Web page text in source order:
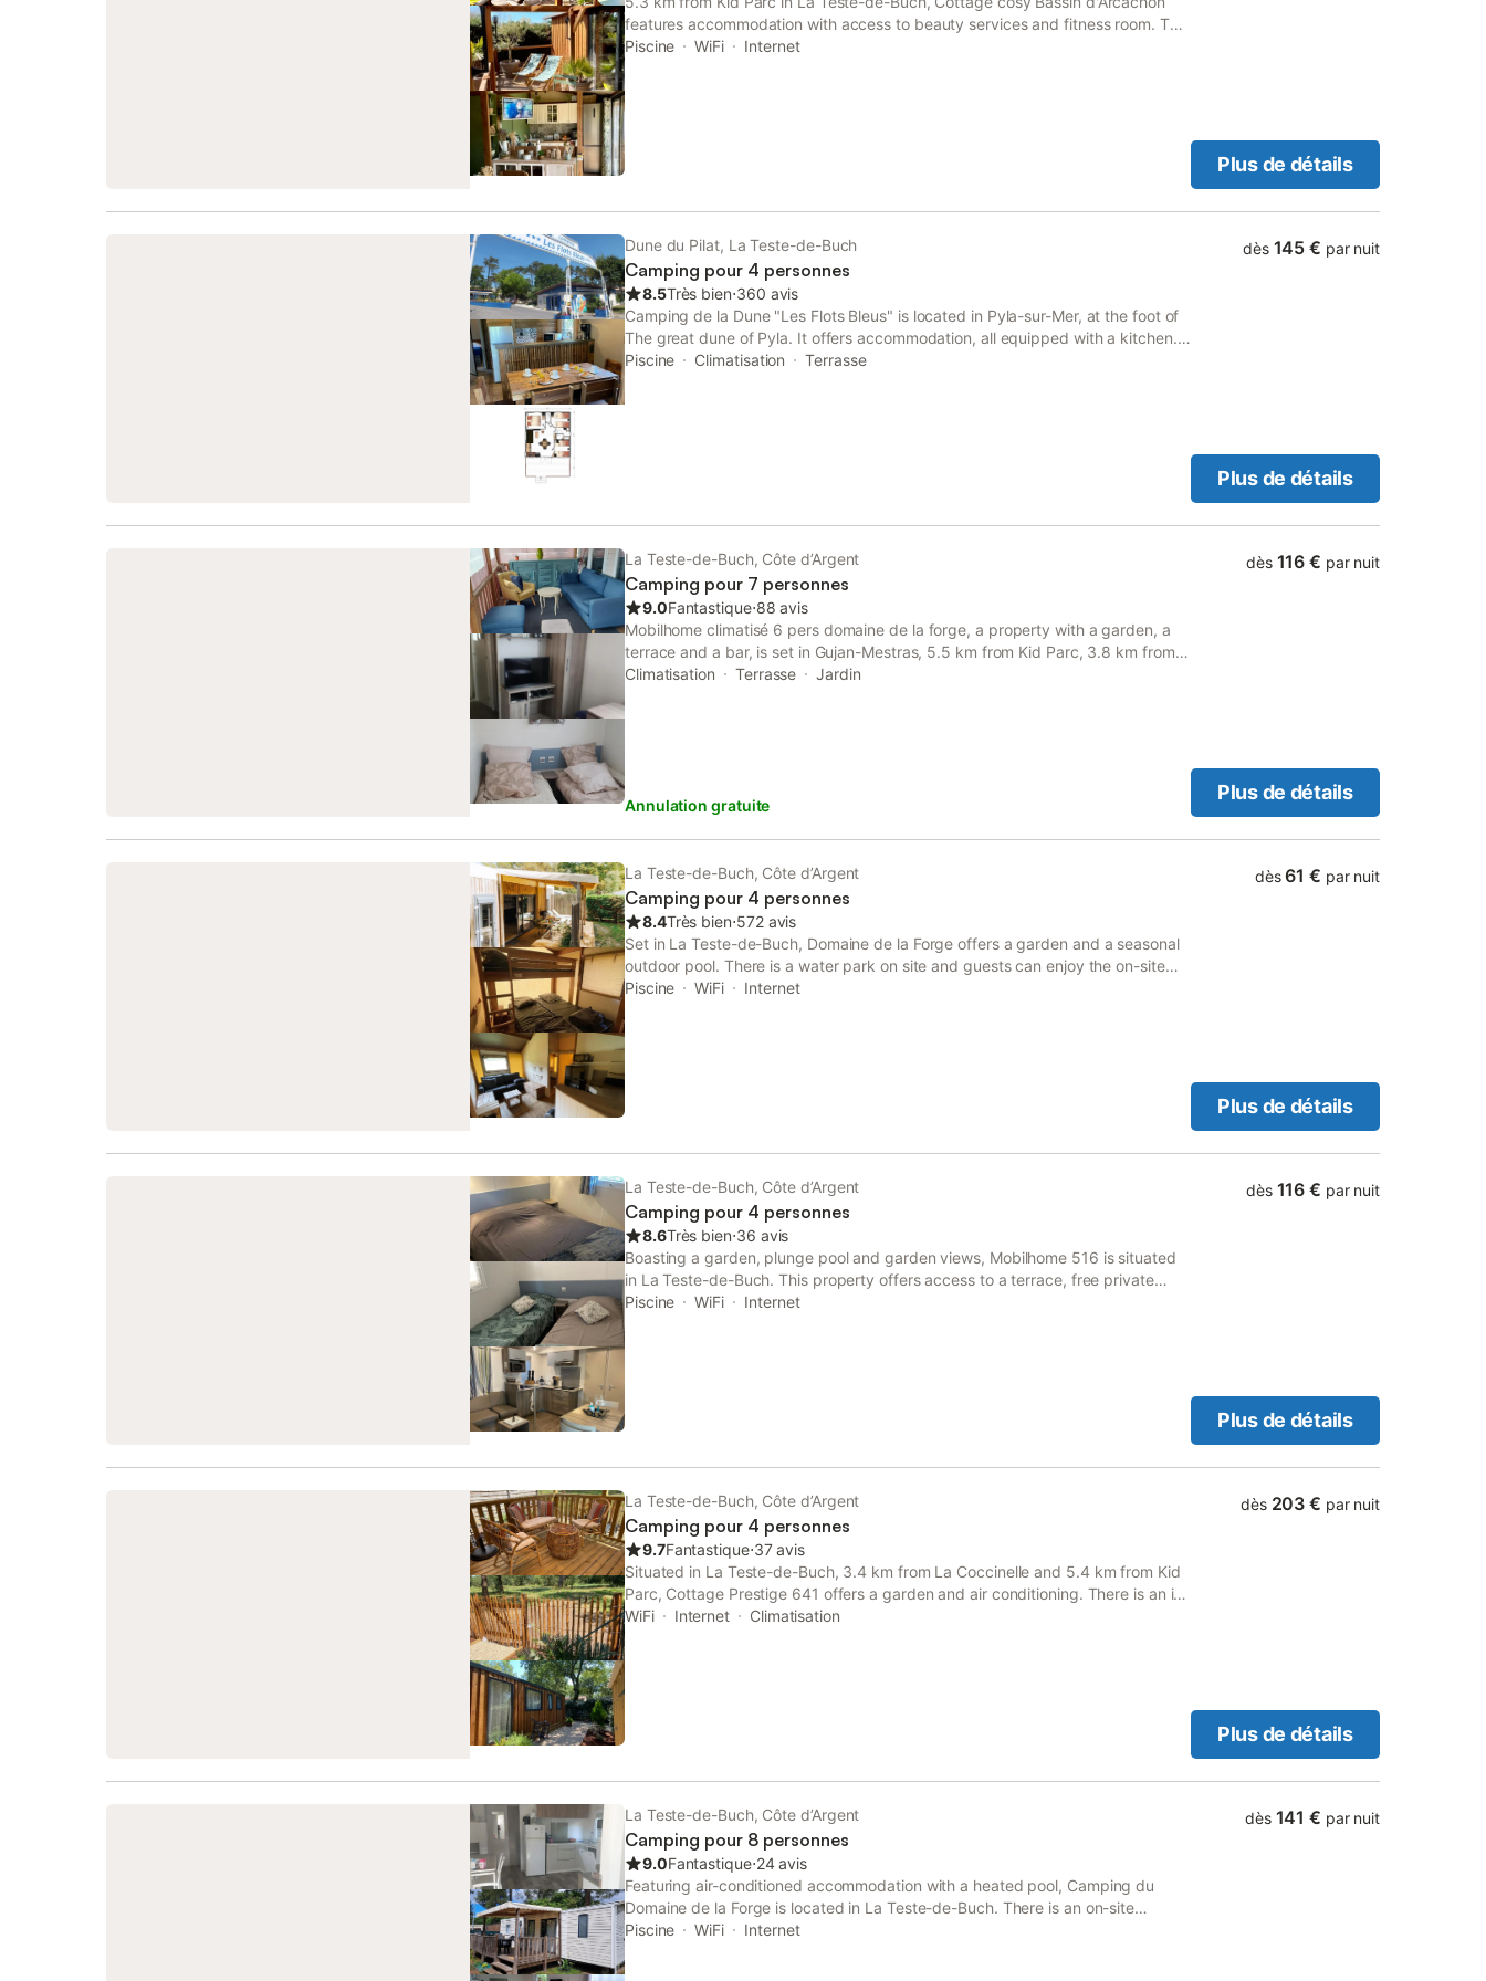
features accommodation with access to beauty services and fitness room. The
air-conditioned accommodation is 3.
Piscine WiFi Internet
Plus de détails
Dune du Pilat, La Teste-de-Buch
Camping pour 4 personnes
8.5Très bien⋅360 avis
Camping de la Dune "Les Flots Bleus" is located in Pyla-sur-Mer, at the foot of
The great dune of Pyla. It offers accommodation, all equipped with a kitchen.
A microwave and fridge are also featured, as well as a coffee machine.
Piscine Climatisation Terrasse
dès 145 € par nuit
Plus de détails
La Teste-de-Buch, Côte d’Argent
Camping pour 7 personnes
9.0Fantastique⋅88 avis
Mobilhome climatisé 6 pers domaine de la forge, a property with a garden, a
terrace and a bar, is set in Gujan-Mestras, 5.5 km from Kid Parc, 3.8 km from
Aqualand, as well as 10 km from Arcachon Train Station.
Climatisation Terrasse Jardin
Annulation gratuite
dès 116 € par nuit
Plus de détails
La Teste-de-Buch, Côte d’Argent
Camping pour 4 personnes
8.4Très bien⋅572 avis
Set in La Teste-de-Buch, Domaine de la Forge offers a garden and a seasonal
outdoor pool. There is a water park on site and guests can enjoy the on-site
bar. Bordeaux is 61 km from the property.
Piscine WiFi Internet
dès 61 € par nuit
Plus de détails
La Teste-de-Buch, Côte d’Argent
Camping pour 4 personnes
8.6Très bien⋅36 avis
Boasting a garden, plunge pool and garden views, Mobilhome 516 is situated
in La Teste-de-Buch. This property offers access to a terrace, free private
parking and free WiFi. Guests have access to beauty services and open-air
Piscine WiFi Internet
dès 116 € par nuit
Plus de détails
La Teste-de-Buch, Côte d’Argent
Camping pour 4 personnes
9.7Fantastique⋅37 avis
Situated in La Teste-de-Buch, 3.4 km from La Coccinelle and 5.4 km from Kid
Parc, Cottage Prestige 641 offers a garden and air conditioning. There is an in-
house restaurant, plus free private parking and free WiFi are available.
WiFi Internet Climatisation
dès 203 € par nuit
Plus de détails
La Teste-de-Buch, Côte d’Argent
Camping pour 8 personnes
9.0Fantastique⋅24 avis
Featuring air-conditioned accommodation with a heated pool, Camping du
Domaine de la Forge is located in La Teste-de-Buch. There is an on-site
restaurant, plus free private parking and free WiFi are available.
Piscine WiFi Internet
dès 141 € par nuit